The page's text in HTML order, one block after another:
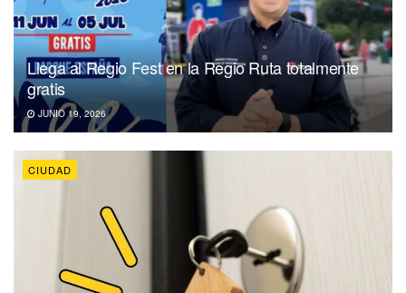
Llega al Regio Fest en la Regio Ruta totalmente
gratis
JUNIO 19, 2026
CIUDAD